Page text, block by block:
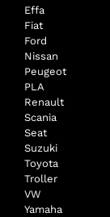
Effa
Fiat
Ford
Nissan
Peugeot
PLA
Renault
Scania
Seat
Suzuki
Toyota
Troller
VW
Yamaha